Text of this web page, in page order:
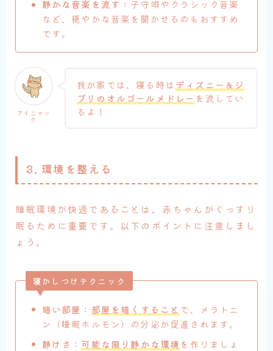
静かな音楽を流す ：子守唄やクラシック音楽
など、穏やかな音楽を聞かせるのもおすすめ
です。
アイニャッ
ク
我が家では、寝る時は ディズニー＆ジ
ブリのオルゴールメドレー を流してい
るよ！
3. 環境を整える
睡眠環境が快適であることは、赤ちゃんがぐっすり
眠るために重要です。以下のポイントに注意しまし
ょう。
寝かしつけテクニック
暗い部屋 ： 部屋を暗くすること で、メラトニ
ン（睡眠ホルモン）の分泌が促進されます。
静けさ ： 可能な限り静かな環境 を作りましょ